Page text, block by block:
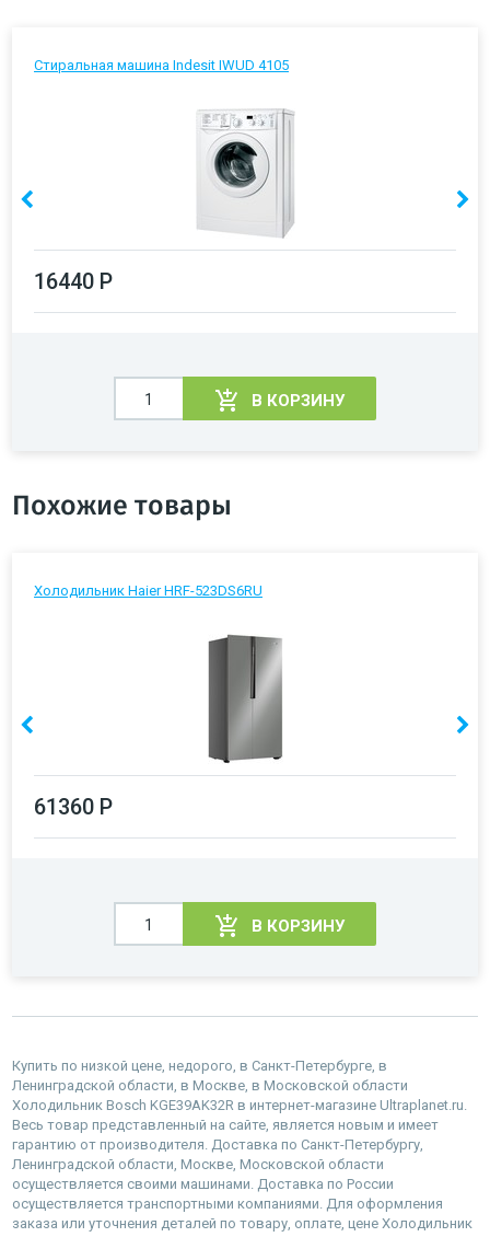
Стиральная машина Indesit IWUD 4105
16440 Р
В КОРЗИНУ
Похожие товары
Холодильник Haier HRF-523DS6RU
61360 Р
В КОРЗИНУ
Купить по низкой цене, недорого, в Санкт-Петербурге, в
Ленинградской области, в Москве, в Московской области
Холодильник Bosch KGE39AK32R в интернет-магазине Ultraplanet.ru.
Весь товар представленный на сайте, является новым и имеет
гарантию от производителя. Доставка по Санкт-Петербургу,
Ленинградской области, Москве, Московской области
осуществляется своими машинами. Доставка по России
осуществляется транспортными компаниями. Для оформления
заказа или уточнения деталей по товару, оплате, цене Холодильник